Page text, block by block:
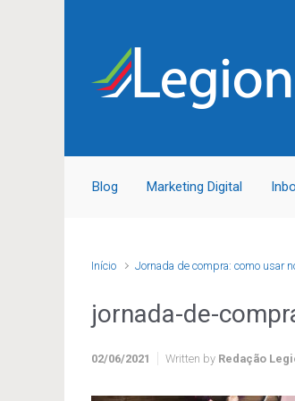
Blog Marketing Digital
Início Jornada de compra: como usar
jornada-de-
02/06/2021 Written by Redação